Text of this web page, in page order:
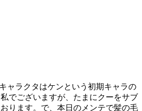
ャラクタはケンという初期キャラの
でございますが、たまにクーをサブ
ります。で、本日のメンテで髪の毛